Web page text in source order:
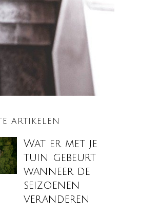
ARTIKELEN
Wat er met je
tuin gebeurt
wanneer de
seizoenen
veranderen